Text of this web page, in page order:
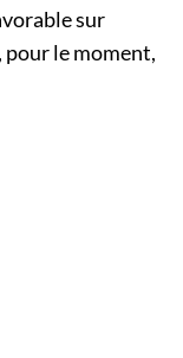
sur
pour le moment,